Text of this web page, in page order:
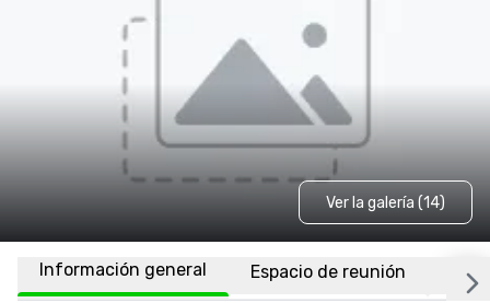
Ver la galería (14)
Información general Espacio de reunión